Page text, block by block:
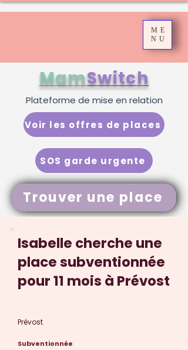
ME
NU
Trouver une place
MamSwitch
SOS garde urgente
Voir les offres de places
Plateforme de mise en relation
Isabelle cherche une
place subventionnée
pour 11 mois à Prévost
Prévost
Subventionnée